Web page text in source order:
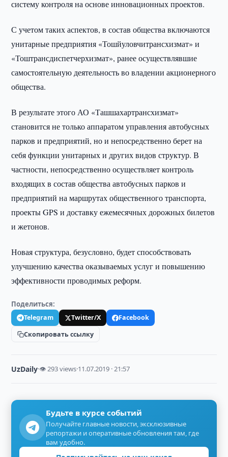
систему контроля на основе инновационных проектов.
С учетом таких аспектов, в состав общества включаются
унитарные предприятия «Тошйуловчитрансхизмат» и
«Тоштрансдиспетчерхизмат», ранее осуществлявшие
самостоятельную деятельность во владении акционерного
общества.
В результате этого АО «Ташшахартрансхизмат»
становится не только аппаратом управления автобусных
парков и предприятий, но и непосредственно берет на
себя функции унитарных и других видов структур. В
частности, непосредственно осуществляет контроль
входящих в состав общества автобусных парков и
предприятий на маршрутах общественного транспорта,
проекты GPS и доставку ежемесячных дорожных билетов
и жетонов.
Новая структура, безусловно, будет способствовать
улучшению качества оказываемых услуг и повышению
эффективности проводимых реформ.
Поделиться:
Telegram Twitter/X
Facebook
Скопировать ссылку
UzDaily·👁 293 views·11.07.2019 · 21:57
Будьте в курсе событий
Получайте главные новости, эксклюзивные
репортажи и оперативные обновления там, где
вам удобно.